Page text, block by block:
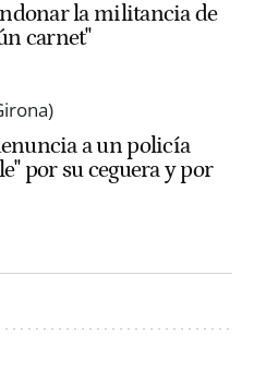
la militancia de
carnet"
a un policía
por su ceguera y por